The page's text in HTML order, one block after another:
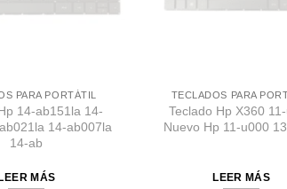
PARA PORTÁTIL
14-ab151la 14-
14-ab007la
14-ab
LEER MÁS
TECLADOS PARA
Teclado Hp X360
Nuevo Hp 11-u000
LEER MÁS